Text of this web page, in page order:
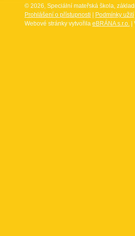
© 2026, Speciální mateřská škola,
Prohlášení o přístupnosti
Podmínky užití
Webové stránky vytvořila eBRÁNA s.r.o.